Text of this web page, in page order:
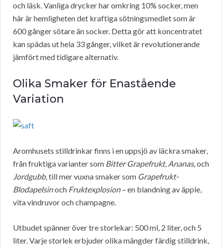
och läsk. Vanliga drycker har omkring 10% socker, men
här är hemligheten det kraftiga sötningsmedlet som är
600 gånger sötare än socker. Detta gör att koncentratet
kan spädas ut hela 33 gånger, vilket är revolutionerande
jämfört med tidigare alternativ.
Olika Smaker för Enastående
Variation
Aromhusets stilldrinkar finns i en uppsjö av läckra smaker,
från fruktiga varianter som Bitter Grapefrukt, Ananas, och
Jordgubb, till mer vuxna smaker som Grapefrukt-
Blodapelsinoch Fruktexplosion– en blandning av äpple,
vita vindruvor och champagne.
Utbudet spänner över tre storlekar: 500 ml, 2 liter, och 5
liter. Varje storlek erbjuder olika mängder färdig stilldrink,